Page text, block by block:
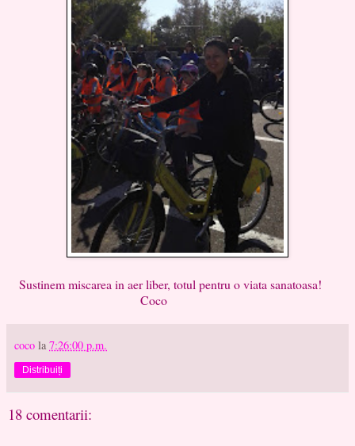
Sustinem miscarea in aer liber, totul pentru o viata sanatoasa!
Coco
coco la 7:26:00 p.m.
Distribuiți
18 comentarii: